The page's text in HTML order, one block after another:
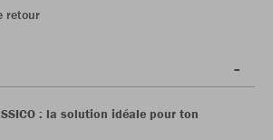
retour
: la solution idéale pour ton